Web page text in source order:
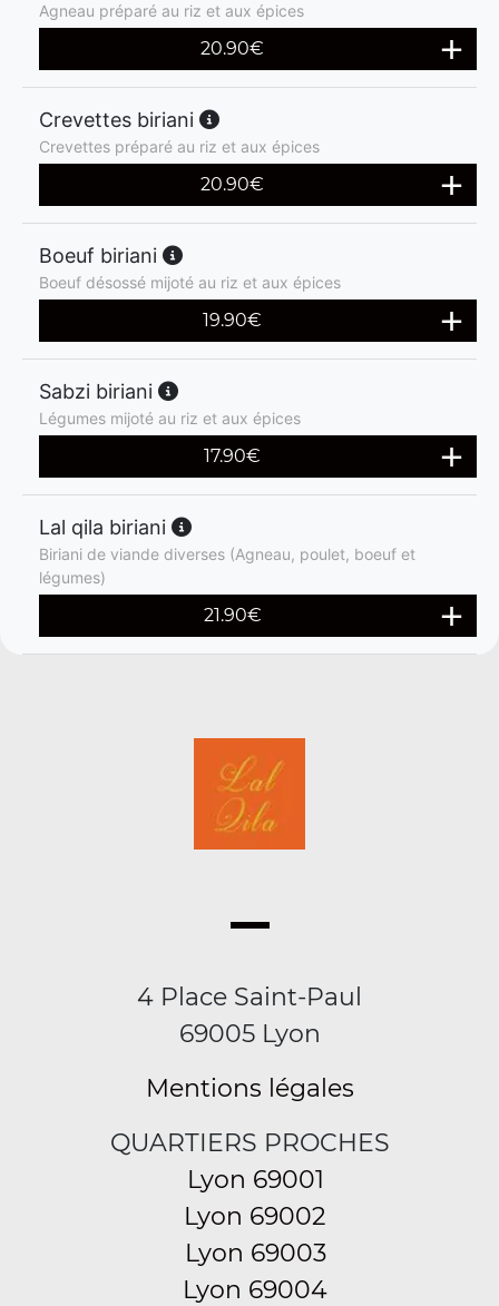
Agneau préparé au riz et aux épices
20.90€
Crevettes biriani
Crevettes préparé au riz et aux épices
20.90€
Boeuf biriani
Boeuf désossé mijoté au riz et aux épices
19.90€
Sabzi biriani
Légumes mijoté au riz et aux épices
17.90€
Lal qila biriani
Biriani de viande diverses (Agneau, poulet, boeuf et
légumes)
21.90€
4 Place Saint-Paul
69005 Lyon
Mentions légales
QUARTIERS PROCHES
Lyon 69001
Lyon 69002
Lyon 69003
Lyon 69004